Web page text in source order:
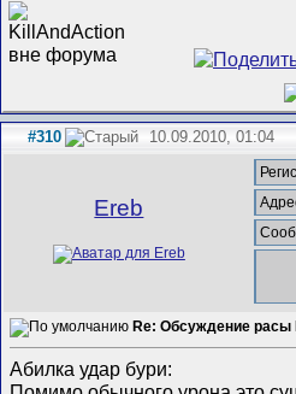
#310 10.09.2010, 01:04
Ereb
Re: Обсуждение расы
Абилка удар бури: